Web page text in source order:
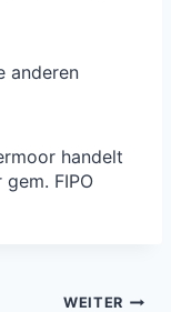
anderen
handelt
FIPO
WEITER